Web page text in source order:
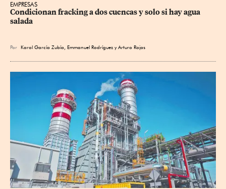
EMPRESAS
Condicionan fracking a dos cuencas y solo si hay agua
salada
Por Karol García Zubía, Emmanuel Rodríguez yArturo Rojas